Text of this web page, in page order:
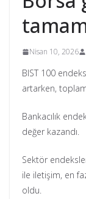
Nisan 10, 2026
BIST 100
artarken,
Bankacılık
değer kazandı.
Sektör
ile iletişim, en
oldu.